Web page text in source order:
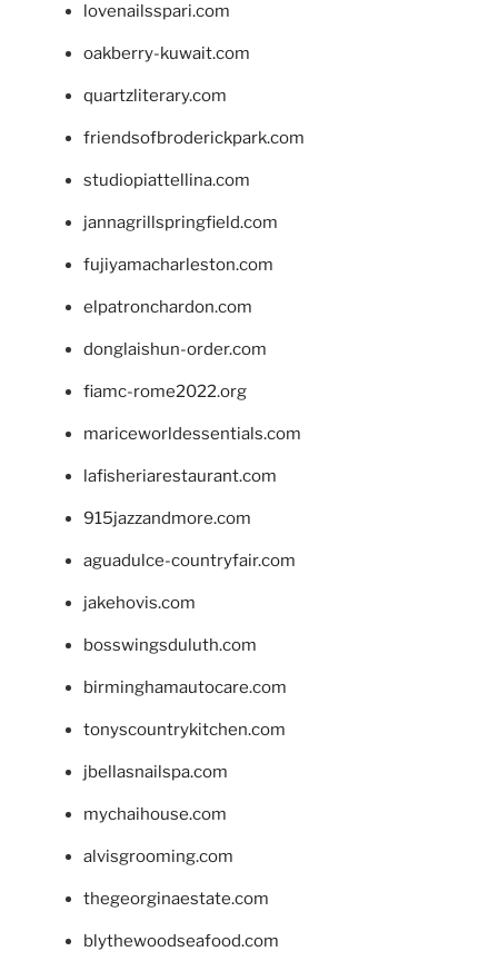
lovenailsspari.com
oakberry-kuwait.com
quartzliterary.com
friendsofbroderickpark.com
studiopiattellina.com
jannagrillspringfield.com
fujiyamacharleston.com
elpatronchardon.com
donglaishun-order.com
fiamc-rome2022.org
mariceworldessentials.com
lafisheriarestaurant.com
915jazzandmore.com
aguadulce-countryfair.com
jakehovis.com
bosswingsduluth.com
birminghamautocare.com
tonyscountrykitchen.com
jbellasnailspa.com
mychaihouse.com
alvisgrooming.com
thegeorginaestate.com
blythewoodseafood.com